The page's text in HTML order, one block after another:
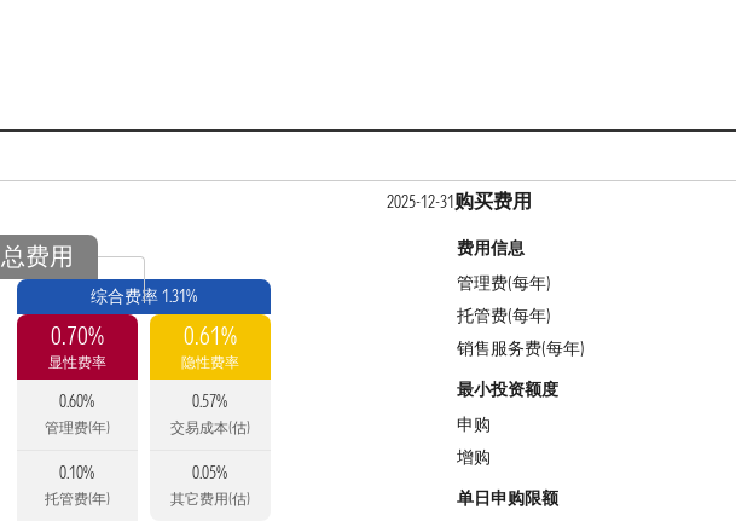
2025-12-31
总费用
综合费率 1.31%
0.70%
显性费率
0.60%
管理费(年)
0.10%
托管费(年)
0.61%
隐性费率
0.57%
交易成本(估)
0.05%
其它费用(估)
购买费用
费用信息
管理费(每年)
托管费(每年)
销售服务费(每年)
最小投资额度
申购
增购
单日申购限额